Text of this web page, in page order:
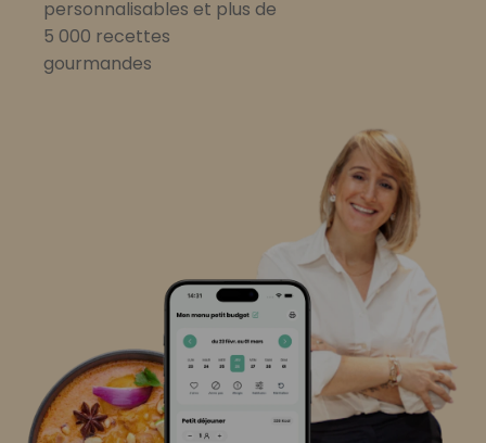
personnalisables et plus de
5 000 recettes
gourmandes